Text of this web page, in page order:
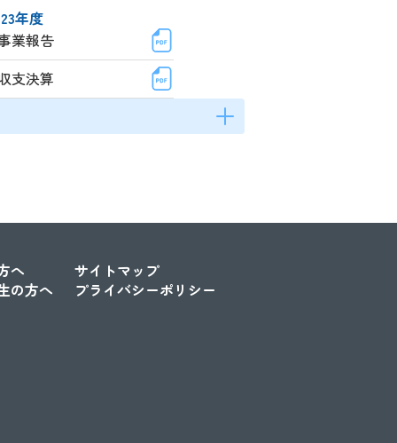
年度
業報告
支決算
へ
の方へ
サイトマップ
プライバシーポリシー